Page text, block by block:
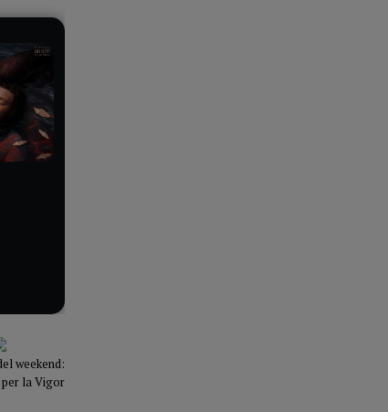
weekend:
la Vigor